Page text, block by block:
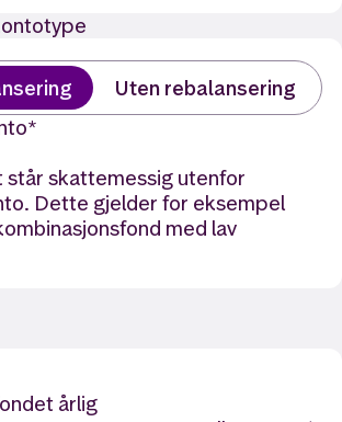
Uten rebalansering
*
skattemessig utenfor
Dette gjelder for eksempel
med lav
årlig